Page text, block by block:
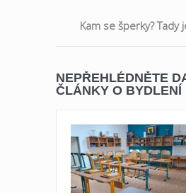
Kam se šperky?
NEPŘEHLÉDNĚTE
ČLÁNKY O BYDLENÍ